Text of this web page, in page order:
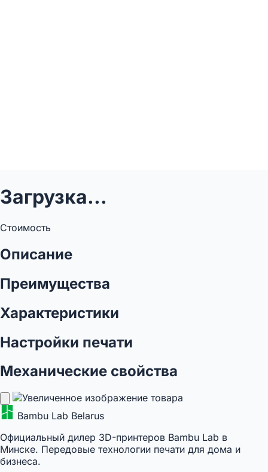
Загрузка...
Стоимость
Описание
Преимущества
Характеристики
Настройки печати
Механические свойства
Bambu Lab Belarus
Официальный дилер 3D-принтеров Bambu Lab в
Минске. Передовые технологии печати для дома и
бизнеса.